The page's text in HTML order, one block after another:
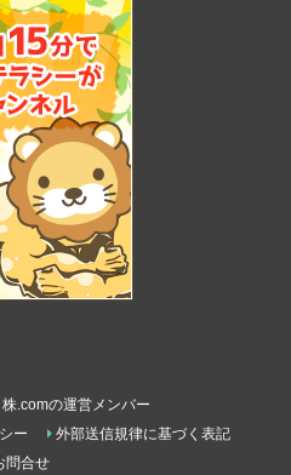
株.comの運営メンバー
ー
外部送信規律に基づく表記
問合せ